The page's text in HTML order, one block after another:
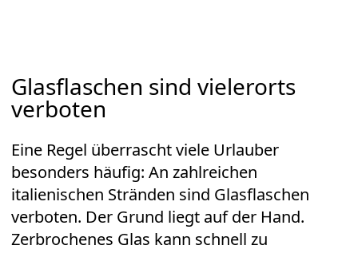
Glasflaschen sind vielerorts
verboten
Eine Regel überrascht viele Urlauber
besonders häufig: An zahlreichen
italienischen Stränden sind Glasflaschen
verboten. Der Grund liegt auf der Hand.
Zerbrochenes Glas kann schnell zu